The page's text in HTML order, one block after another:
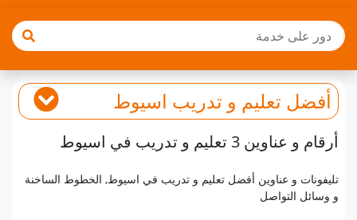
أفضل تعليم و تدريب اسيوط
أرقام و عناوين 3 تعليم و تدريب في اسيوط
تليفونات و عناوين أفضل تعليم و تدريب في اسيوط, الخطوط الساخنة
و وسائل التواصل